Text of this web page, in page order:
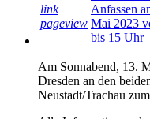
link
pageview
Anfassen
Mai 2023
bis 15 Uhr
Am Sonnabend, 13.
Dresden an den
Neustadt/Trachau